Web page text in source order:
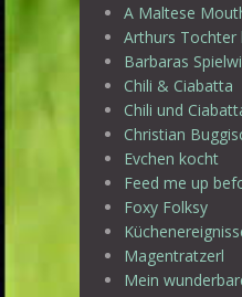
A Maltese
Arthurs Tochter
Barbaras
Chili & Ciabatta
Chili und
Christian
Evchen kocht
Feed me up
Foxy Folksy
Magentratzerl
Mein